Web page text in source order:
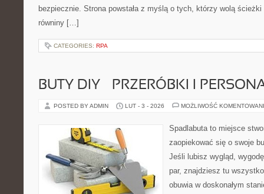
bezpiecznie. Strona powstała z myślą o tych, którzy wolą
równiny […]
CATEGORIES: RPA
BUTY DIY – PRZERÓBKI I
POSTED BY ADMIN LUT - 3 - 2026 MOŻLIWOŚĆ
Spadlabuta to miejsce
zaopiekować się o swoje
Jeśli lubisz wygląd,
par, znajdziesz tu
obuwia w doskonałym